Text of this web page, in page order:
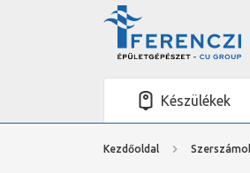
Készülékek
Kezdőoldal